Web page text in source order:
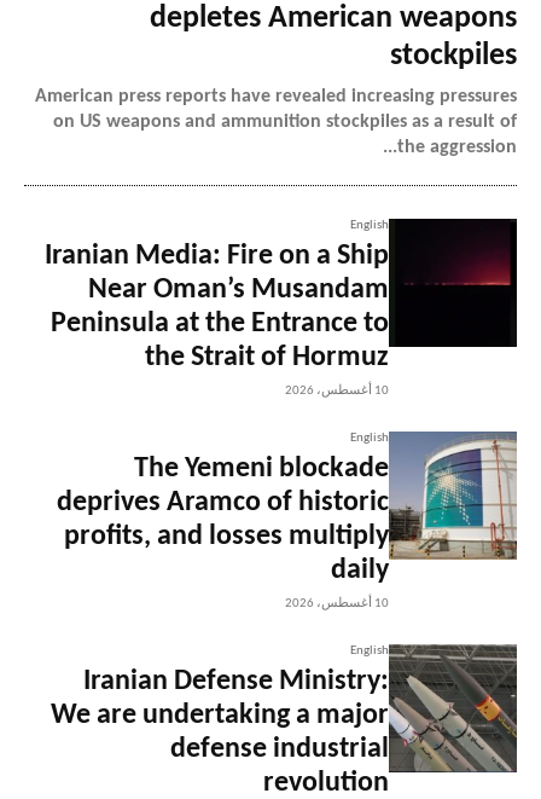
depletes American weapons
stockpiles
American press reports have revealed increasing pressures
on US weapons and ammunition stockpiles as a result of
the aggression...
English
Iranian Media: Fire on a Ship
Near Oman’s Musandam
Peninsula at the Entrance to
the Strait of Hormuz
10 أغسطس، 2026
English
The Yemeni blockade
deprives Aramco of historic
profits, and losses multiply
daily
10 أغسطس، 2026
English
Iranian Defense Ministry:
We are undertaking a major
defense industrial
revolution